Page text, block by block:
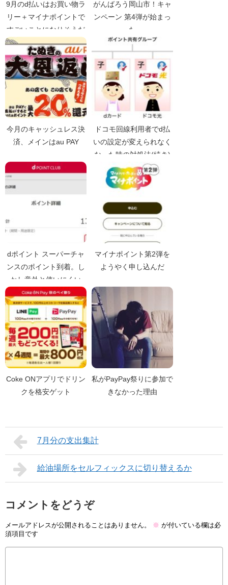
9月のd払いはお買い物ラ
リー＋マイナポイントで
すごいことになりそうだ
がんばろう岡山市！キャ
ンペーン 第4弾が始まっ
た
今月のキャッシュレス決
済、メインはau PAY
ドコモ回線利用者でd払
いの設定が変えられなく
なった時の対処法(続き)
dポイント スーパーチャ
ンスのポイント到着。し
かし意外と使いにくい
マイナポイント第2弾を
ようやく申し込んだ
Coke ONアプリでドリン
クを格安ゲット
私がPayPay祭りに参加で
きなかった理由
7月分の支出集計
給油場所をセルフィックスに切り替えるか
コメントをどうぞ
メールアドレスが公開されることはありません。 ※ が付いている欄は必
須項目です